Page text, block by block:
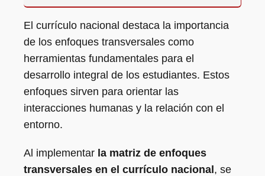
El currículo nacional destaca la importancia
de los enfoques transversales como
herramientas fundamentales para el
desarrollo integral de los estudiantes. Estos
enfoques sirven para orientar las
interacciones humanas y la relación con el
entorno.
Al implementar la matriz de enfoques
transversales en el currículo nacional , se